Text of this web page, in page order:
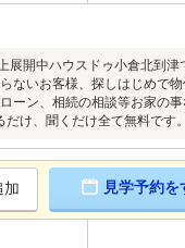
開中ハウスドゥ小倉北到
ないお客様、探しはじめで
ーン、相続の相談等お家の
け、聞くだけ全て無料です。
加 見学予約を